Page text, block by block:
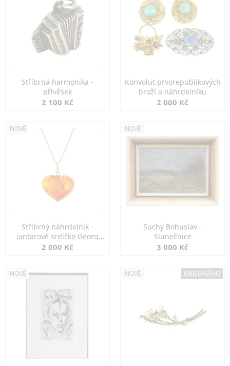
Stříbrná harmonika -
přívěsek
2 100 Kč
Konvolut prvorepublikových
broží a náhrdelníku
2 000 Kč
NOVÉ
Stříbrný náhrdelník -
jantarové srdíčko Georg
Kramer
2 000 Kč
NOVÉ
Suchý Bohuslav -
Slunečnice
3 000 Kč
NOVÉ NOVÉ OBJEDNÁNO